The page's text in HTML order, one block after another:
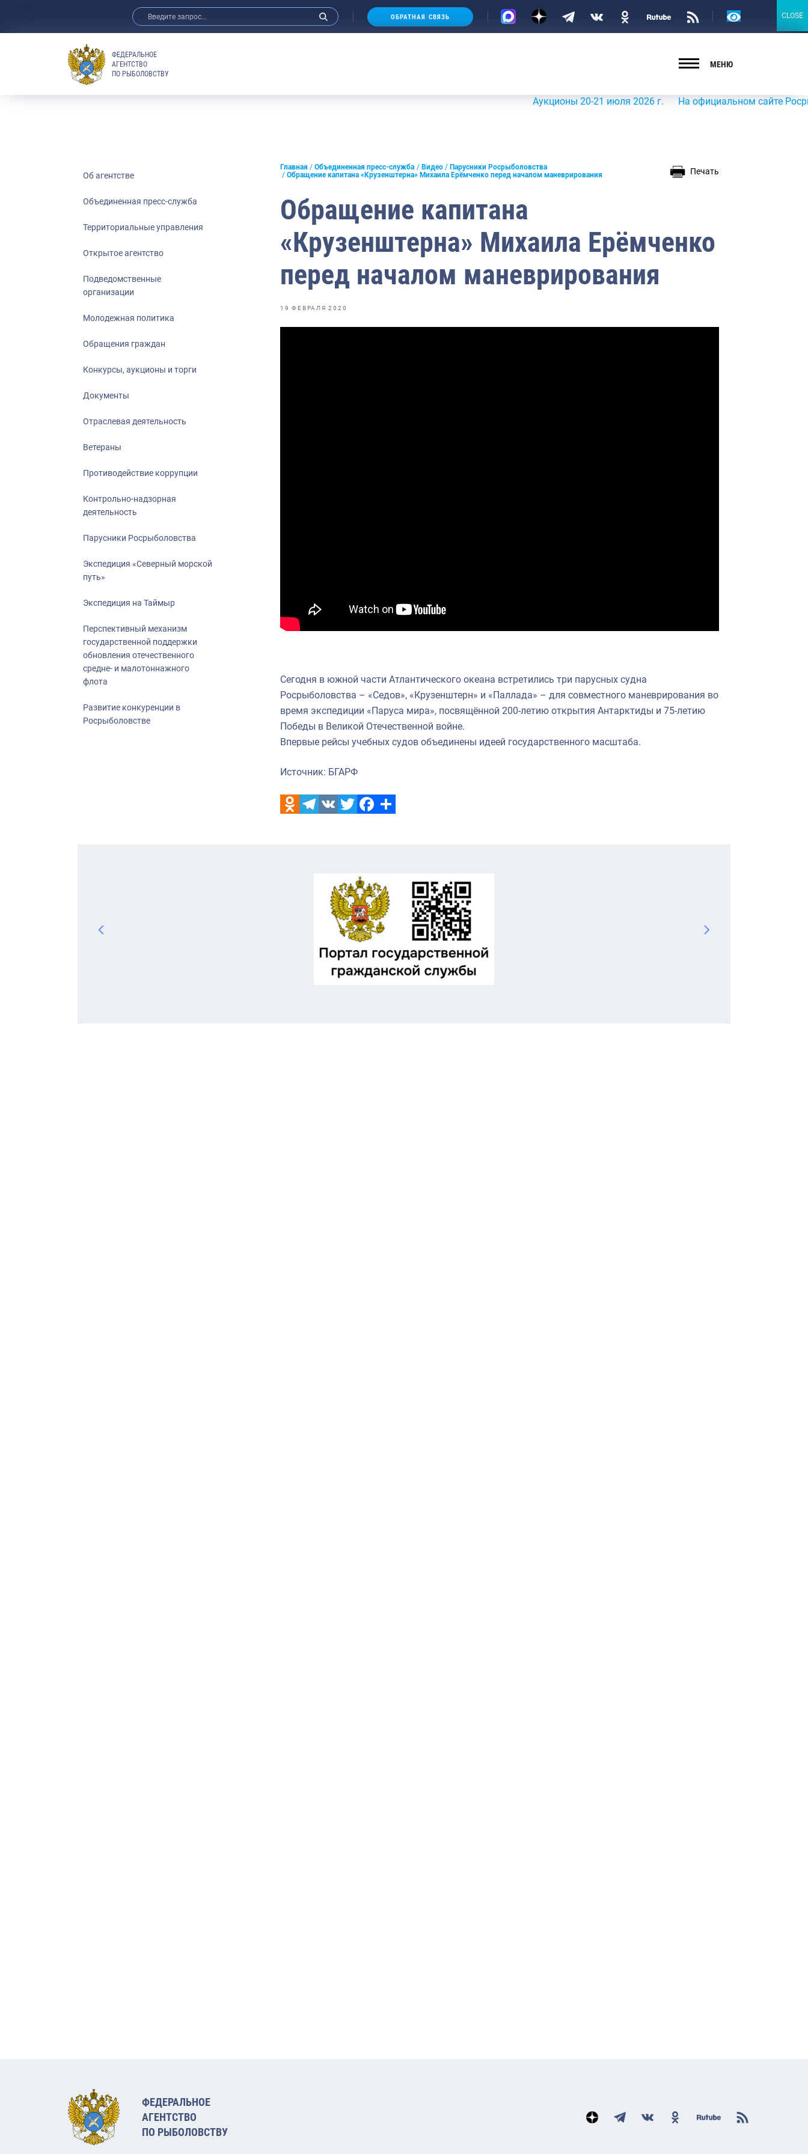
ОБРАТНАЯ СВЯЗЬ
Версия
ФЕДЕРАЛЬНОЕ
АГЕНТСТВО
ПО РЫБОЛОВСТВУ
МЕНЮ
Аукционы 20-21 июля 2026 г. На официальном сайте
Об агентстве
Объединенная пресс-служба
Территориальные управления
Открытое агентство
Подведомственные
организации
Молодежная политика
Обращения граждан
Конкурсы, аукционы и торги
Документы
Отраслевая деятельность
Ветераны
Противодействие коррупции
Контрольно-надзорная
деятельность
Парусники Росрыболовства
Экспедиция «Северный морской
путь»
Экспедиция на Таймыр
Перспективный механизм
государственной поддержки
обновления отечественного
средне- и малотоннажного
флота
Развитие конкуренции в
Росрыболовстве
Главная Объединенная пресс-служба Видео
Парусники Росрыболовства
Обращение капитана «Крузенштерна» Михаила Ерёмченко перед началом маневрирования
Печать
Обращение капитана
«Крузенштерна» Михаила Ерёмченко
перед началом маневрирования
19 ФЕВРАЛЯ 2020
Сегодня в южной части Атлантического океана встретились три парусных судна
Росрыболовства – «Седов», «Крузенштерн» и «Паллада» – для совместного маневрирования во
время экспедиции «Паруса мира», посвящённой 200-летию открытия Антарктиды и 75-летию
Победы в Великой Отечественной войне.
Впервые рейсы учебных судов объединены идеей государственного масштаба.
Источник: БГАРФ
ФЕДЕРАЛЬНОЕ
АГЕНТСТВО
ПО РЫБОЛОВСТВУ
CLOSE
CLOSE